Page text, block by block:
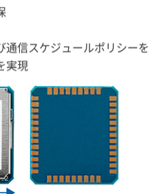
通信スケジュールポリシーを
実現